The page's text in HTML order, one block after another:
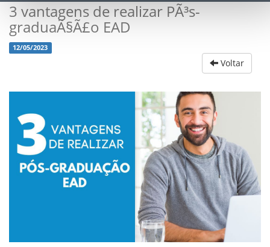
3 vantagens de realizar PÃ³s-
graduaÃ§Ã£o EAD
12/05/2023
Voltar